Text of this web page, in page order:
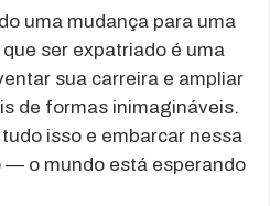
uma mudança para uma
ser expatriado é uma
sua carreira e ampliar
de formas inimagináveis.
isso e embarcar nessa
— o mundo está esperando